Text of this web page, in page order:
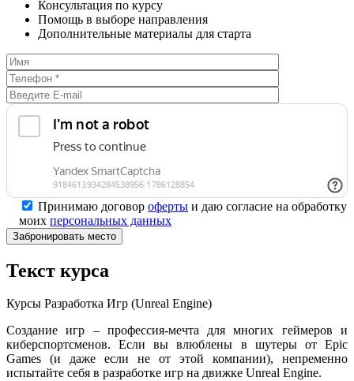
Консультация по курсу
Помощь в выборе направления
Дополнительные материалы для старта
Принимаю договор оферты и даю согласие на обработку
моих персональных данных
Текст курса
Курсы Разработка Игр (Unreal Engine)
Создание игр – профессия-мечта для многих геймеров и
киберспортсменов. Если вы влюблены в шутеры от Epic
Games (и даже если не от этой компании), непременно
испытайте себя в разработке игр на движке Unreal Engine.